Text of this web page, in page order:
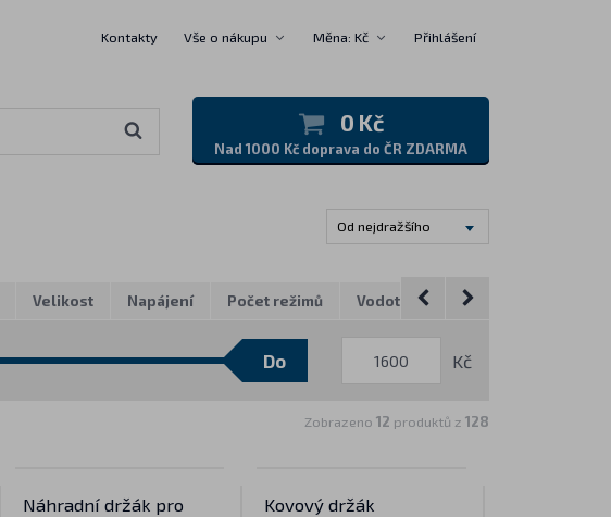
Kontakty Vše o nákupu Měna: Kč Přihlášení
0 Kč
Nad 1000 Kč doprava do ČR ZDARMA
Od nejdražšího
Velikost Napájení Počet režimů Vodotěsnost
Kč
Zobrazeno12 produktů z128
Náhradní držák pro
Kovový držák